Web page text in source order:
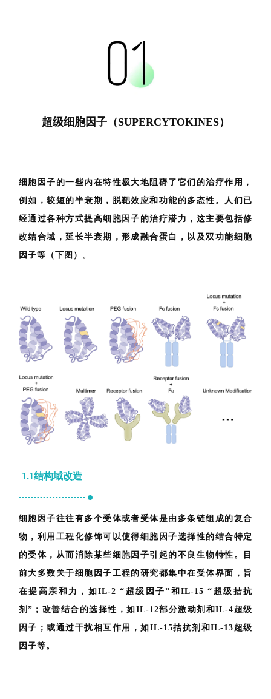
超级细胞因子（SUPERCYTOKINES）
细胞因子的一些内在特性极大地阻碍了它们的治疗作用，
例如，较短的半衰期，脱靶效应和功能的多态性。人们已
经通过各种方式提高细胞因子的治疗潜力，这主要包括修
改结合域，延长半衰期，形成融合蛋白，以及双功能细胞
因子等（下图）。
1.1结构域改造
细胞因子往往有多个受体或者受体是由多条链组成的复合
物，利用工程化修饰可以使得细胞因子选择性的结合特定
的受体，从而消除某些细胞因子引起的不良生物特性。
目
前大多数关于细胞因子工程的研究都集中在受体界面，旨
在提高亲和力，如IL-2 “超级因子”和IL-15 “超级拮抗
剂”； 改善结合的选择性，如IL-12部分激动剂和IL-4超级
因子； 或通过干扰相互作用，如IL-15拮抗剂和IL-13超级
因子等。